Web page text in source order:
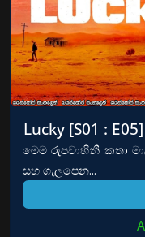
Lucky [S01 :
මෙම රුපවාහිනී කතා
සහ ගැලපෙන...